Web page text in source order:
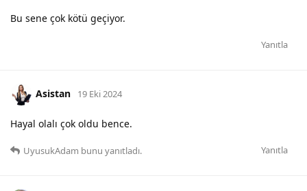
Bu sene çok kötü geçiyor.
Yanıtla
Asistan 19 Eki 2024
Hayal olalı çok oldu bence.
Yanıtla
UyusukAdam bunu yanıtladı.